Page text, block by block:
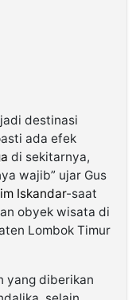
destinasi
ada efek
di sekitarnya,
wajib” ujar Gus
Iskandar-saat
obyek wisata di
Lombok Timur
yang diberikan